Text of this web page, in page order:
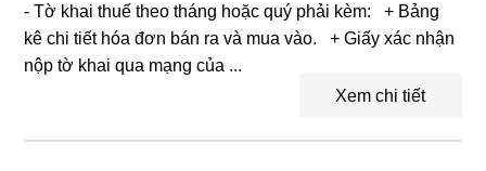
- Tờ khai thuế theo tháng hoặc quý phải kèm: + Bảng
kê chi tiết hóa đơn bán ra và mua vào. + Giấy xác nhận
nộp tờ khai qua mạng của ...
Xem chi tiết